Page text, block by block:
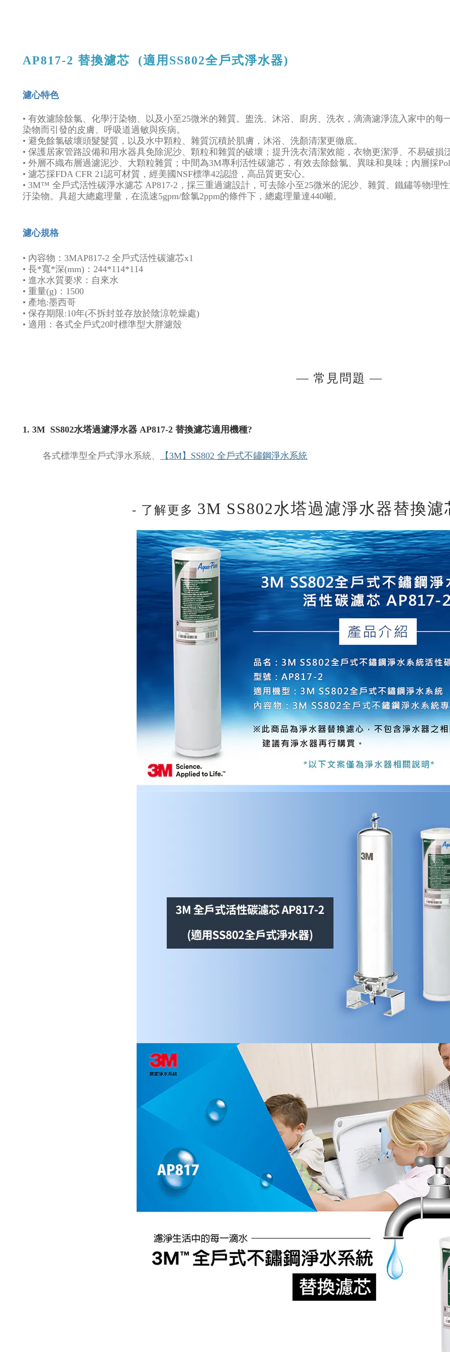
AP817-2 替換濾芯 (適用SS802全戶式淨水器)
濾心特色
• 有效濾除餘氯、化學汙染物、以及小至25微米的雜質。盥洗、沐浴、廚房、洗衣，滴滴濾淨流入家中的
染物而引發的皮膚、呼吸道過敏與疾病。
• 避免餘氯破壞頭髮髮質，以及水中顆粒、雜質沉積於肌膚，沐浴、洗顏清潔更徹底。
• 保護居家管路設備和用水器具免除泥沙、顆粒和雜質的破壞；提升洗衣清潔效能，衣物更潔淨、不易破損
• 外層不織布層過濾泥沙、大顆粒雜質；中間為3M專利活性碳濾芯，有效去除餘氯、異味和臭味；內層採
• 濾芯採FDA CFR 21認可材質，經美國NSF標準42認證，高品質更安心。
• 3M™ 全戶式活性碳淨水濾芯 AP817-2，採三重過濾設計，可去除小至25微米的泥沙、雜質、鐵鏽等物理
汙染物。具超大總處理量，在流速5gpm/餘氯2ppm的條件下，總處理量達440噸。
濾心規格
• 內容物：3MAP817-2 全戶式活性碳濾芯x1
• 長*寬*深(mm)：244*114*114
• 進水水質要求：自來水
• 重量(g)：1500
• 產地:墨西哥
• 保存期限:10年(不拆封並存放於陰涼乾燥處)
• 適用：各式全戶式20吋標準型大胖濾殼
— 常見問題—
1. 3M SS802水塔過濾淨水器 AP817-2 替換濾芯適用機種?
各式標準型全戶式淨水系統、 【3M】SS802 全戶式不鏽鋼淨水系統
- 了解更多 3M SS802水塔過濾淨水器替換